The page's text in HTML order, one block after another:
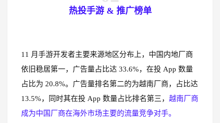
热投手游 & 推广榜单
11 月手游开发者主要来源地区分布上，中国内地厂商
依旧稳居第一，广告量占比达 33.6%，在投 App 数量
占比为 20.8%。广告量排名第二的为越南厂商，占比达
13.5%，同时其在投 App 数量占比排名第三， 越南厂商
成为中国厂商在海外市场主要的流量竞争对手。